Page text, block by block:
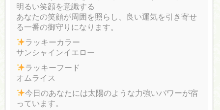
明るい笑顔を意識する
あなたの笑顔が周囲を照らし、良い運気を引き寄せ
る一番の御守りになります。
ラッキーカラー
サンシャインイエロー
ラッキーフード
オムライス
今日のあなたには太陽のような力強いパワーが宿
っています。